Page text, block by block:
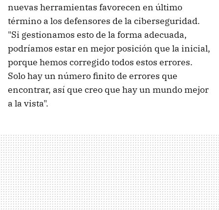
nuevas herramientas favorecen en último
término a los defensores de la ciberseguridad.
"Si gestionamos esto de la forma adecuada,
podríamos estar en mejor posición que la inicial,
porque hemos corregido todos estos errores.
Solo hay un número finito de errores que
encontrar, así que creo que hay un mundo mejor
a la vista".